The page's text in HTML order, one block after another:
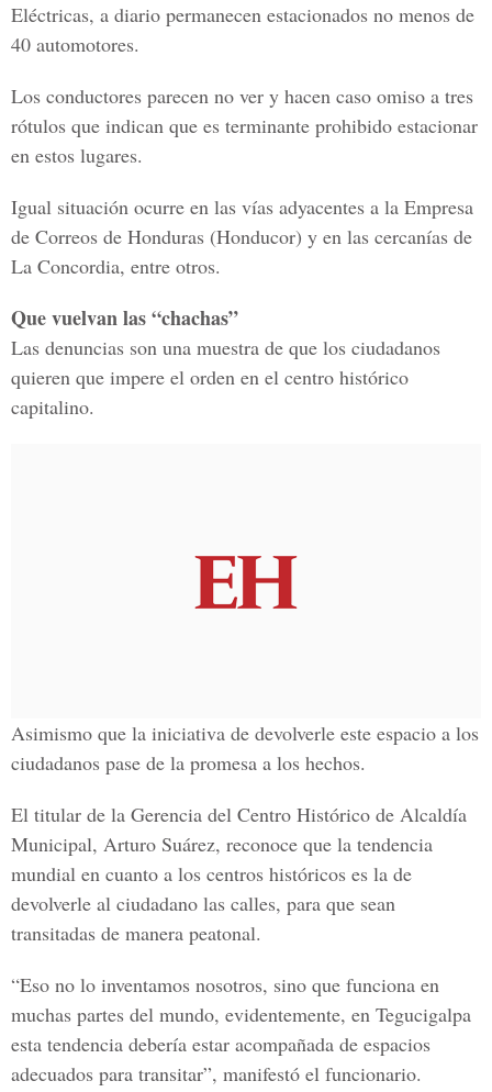
Eléctricas, a diario permanecen estacionados no menos de
40 automotores.
Los conductores parecen no ver y hacen caso omiso a tres
rótulos que indican que es terminante prohibido estacionar
en estos lugares.
Igual situación ocurre en las vías adyacentes a la Empresa
de Correos de Honduras (Honducor) y en las cercanías de
La Concordia, entre otros.
Que vuelvan las “chachas”
Las denuncias son una muestra de que los ciudadanos
quieren que impere el orden en el centro histórico
capitalino.
Asimismo que la iniciativa de devolverle este espacio a los
ciudadanos pase de la promesa a los hechos.
El titular de la Gerencia del Centro Histórico de Alcaldía
Municipal, Arturo Suárez, reconoce que la tendencia
mundial en cuanto a los centros históricos es la de
devolverle al ciudadano las calles, para que sean
transitadas de manera peatonal.
“Eso no lo inventamos nosotros, sino que funciona en
muchas partes del mundo, evidentemente, en Tegucigalpa
esta tendencia debería estar acompañada de espacios
adecuados para transitar”, manifestó el funcionario.